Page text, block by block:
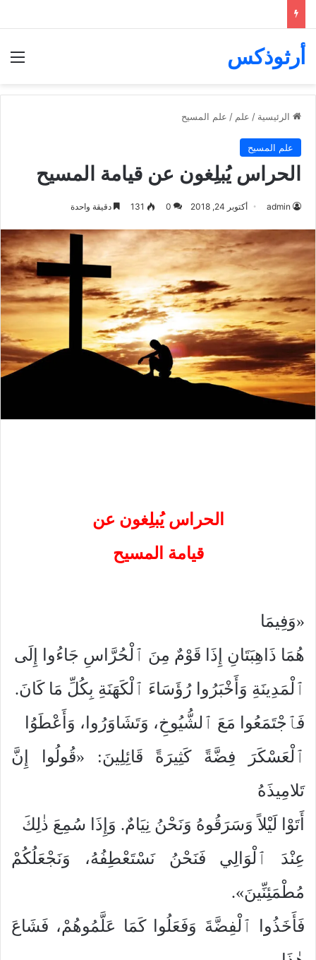
أرثوذكس
الرئيسية / علم / علم المسيح
علم المسيح
الحراس يُبلِغون عن قيامة المسيح
admin أكتوبر 24, 2018 0
131 دقيقة واحدة
الحراس يُبلِغون عن
قيامة المسيح
«وَفِيمَا
هُمَا ذَاهِبَتَانِ إِذَا قَوْمٌ مِنَ ٱلْحُرَّاسِ جَاءُوا إِلَى
ٱلْمَدِينَةِ وَأَخْبَرُوا رُؤَسَاءَ ٱلْكَهَنَةِ بِكُلِّ مَا كَانَ.
فَٱجْتَمَعُوا مَعَ ٱلشُّيُوخِ، وَتَشَاوَرُوا، وَأَعْطَوُا
ٱلْعَسْكَرَ فِضَّةً كَثِيرَةً قَائِلِينَ: «قُولُوا إِنَّ
تَلامِيذَهُ
أَتَوْا لَيْلاً وَسَرَقُوهُ وَنَحْنُ نِيَامٌ. وَإِذَا سُمِعَ ذٰلِكَ
عِنْدَ ٱلْوَالِي فَنَحْنُ نَسْتَعْطِفُهُ، وَنَجْعَلُكُمْ
مُطْمَئِنِّينَ».
فَأَخَذُوا ٱلْفِضَّةَ وَفَعَلُوا كَمَا عَلَّمُوهُمْ، فَشَاعَ